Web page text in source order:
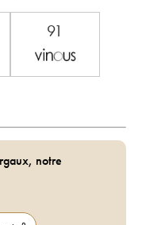
91
notre